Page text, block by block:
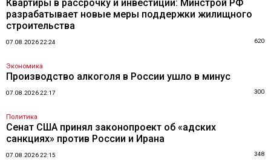
Квартиры в рассрочку и инвестиции: Минстрой РФ
разрабатывает новые меры поддержки жилищного
строительства
07.08.2026 22:24 620
Экономика
Производство алкоголя в России ушло в минус
07.08.2026 22:17 300
Политика
Сенат США принял законопроект об «адских
санкциях» против России и Ирана
07.08.2026 22:15 348